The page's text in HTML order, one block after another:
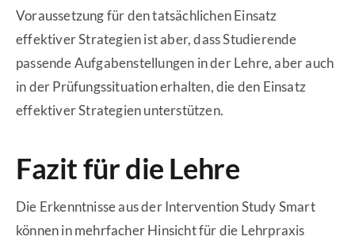
Voraussetzung für den tatsächlichen Einsatz
effektiver Strategien ist aber, dass Studierende
passende Aufgabenstellungen in der Lehre, aber auch
in der Prüfungssituation erhalten, die den Einsatz
effektiver Strategien unterstützen.
Fazit für die Lehre
Die Erkenntnisse aus der Intervention Study Smart
können in mehrfacher Hinsicht für die Lehrpraxis